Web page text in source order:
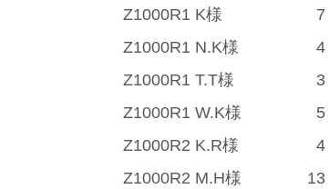
Z1000R1 K様
7
Z1000R1 N.K様
4
Z1000R1 T.T様
3
Z1000R1 W.K様
5
Z1000R2 K.R様
4
Z1000R2 M.H様
13